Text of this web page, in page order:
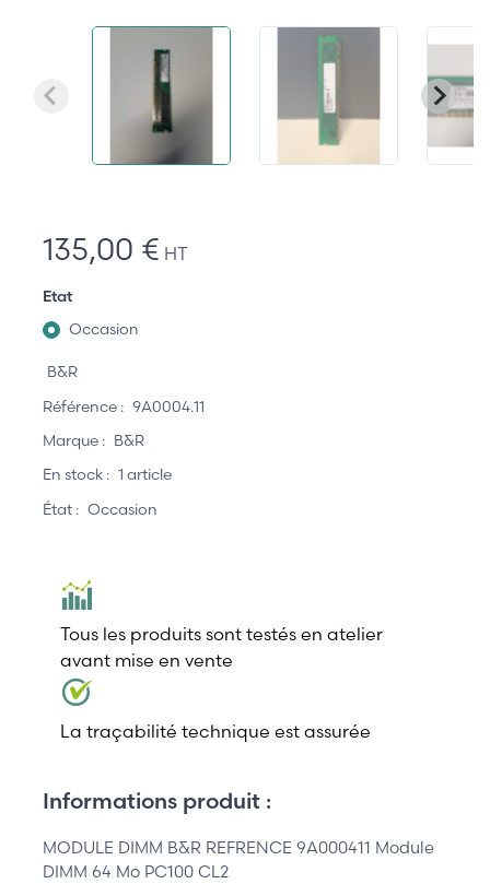
135,00 € HT
Etat
Occasion
B&R
Référence : 9A0004.11
Marque : B&R
En stock : 1 article
État : Occasion
Tous les produits sont testés en atelier
avant mise en vente
La traçabilité technique est assurée
Informations produit :
MODULE DIMM B&R REFRENCE 9A000411 Module
DIMM 64 Mo PC100 CL2